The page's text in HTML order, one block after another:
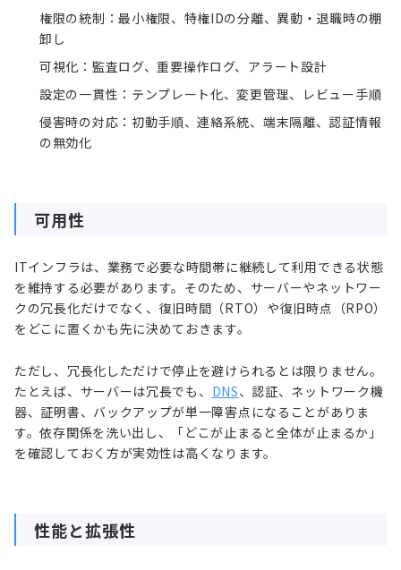
権限の統制：最小権限、特権IDの分離、異動・退職時の棚
卸し
可視化：監査ログ、重要操作ログ、アラート設計
設定の一貫性：テンプレート化、変更管理、レビュー手順
侵害時の対応：初動手順、連絡系統、端末隔離、認証情報
の無効化
可用性
ITインフラは、業務で必要な時間帯に継続して利用できる状態
を維持する必要があります。そのため、サーバーやネットワー
クの冗長化だけでなく、復旧時間（RTO）や復旧時点（RPO）
をどこに置くかも先に決めておきます。
ただし、冗長化しただけで停止を避けられるとは限りません。
たとえば、サーバーは冗長でも、 DNS、認証、ネットワーク機
器、証明書、バックアップが単一障害点になることがありま
す。依存関係を洗い出し、「どこが止まると全体が止まるか」
を確認しておく方が実効性は高くなります。
性能と拡張性